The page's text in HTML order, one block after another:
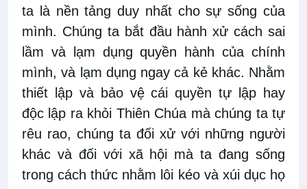
ta là nền tảng duy nhất cho sự sống của
mình. Chúng ta bắt đầu hành xử cách sai
lầm và lạm dụng quyền hành của chính
mình, và lạm dụng ngay cả kẻ khác. Nhằm
thiết lập và bảo vệ cái quyền tự lập hay
độc lập ra khỏi Thiên Chúa mà chúng ta tự
rêu rao, chúng ta đối xử với những người
khác và đối với xã hội mà ta đang sống
trong cách thức nhằm lôi kéo và xúi dục họ